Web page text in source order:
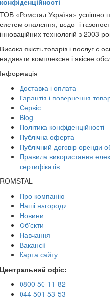
ТОВ «Ромстал Україна» успішно
систем опалення, водо- і
інноваційних технологій з 2003
Висока якість товарів і послуг є
надавати комплексне і якісне
Інформація
Доставка і оплата
Гарантія і повернення
Сервіс
Blog
Політика конфіденційності
Публічна оферта
Публічний договір оренди
Правила використання
сертифікатів
ROMSTAL
Про компанію
Наші нагороди
Новини
Об'єкти
Навчання
Вакансії
Карта сайту
Центральний офіс:
0800 50-11-82
044 501-53-53